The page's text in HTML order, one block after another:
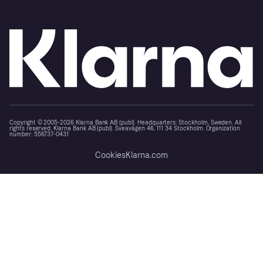
Copyright © 2005-2026 Klarna Bank AB (publ). Headquarters: Stockholm, Sweden. All
rights reserved. Klarna Bank AB (publ). Sveavägen 46, 111 34 Stockholm. Organization
number: 556737-0431
CookiesKlarna.com